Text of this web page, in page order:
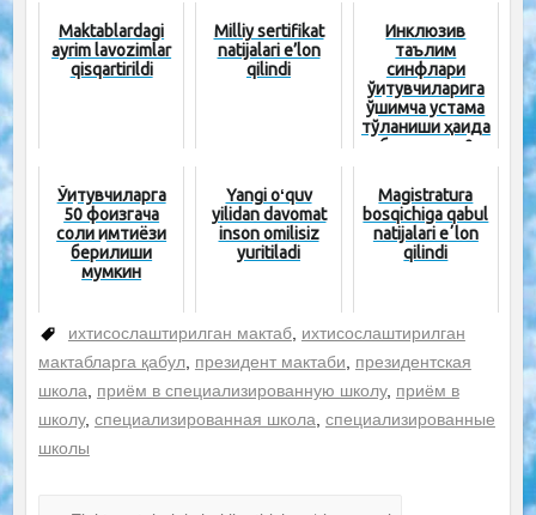
Maktablardagi
ayrim lavozimlar
qisqartirildi
Milliy sertifikat
natijalari e’lon
qilindi
Инклюзив
таълим
синфлари
ўқитувчиларига
қўшимча устама
тўланиши ҳақида
биласизми?
Ўқитувчиларга
50 фоизгача
солиқ имтиёзи
берилиши
мумкин
Yangi oʻquv
yilidan davomat
inson omilisiz
yuritiladi
Magistratura
bosqichiga qabul
natijalari eʼlon
qilindi
ихтисослаштирилган мактаб, ихтисослаштирилган
мактабларга қабул, президент мактаби, президентская
школа, приём в специализированную школу, приём в
школу, специализированная школа, специализированные
школы